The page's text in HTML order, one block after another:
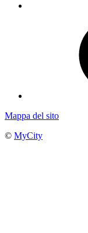
Mappa del sito
© MyCity